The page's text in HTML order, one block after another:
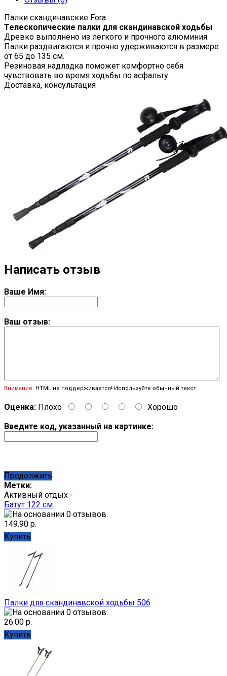
Палки скандинавские Fora
Телескопические палки для скандинавской ходьбы
Древко выполнено из легкого и прочного алюминия
Палки раздвигаются и прочно удерживаются в размере
от 65 до 135 см.
Резиновая надладка поможет комфортно себя
чувствовать во время ходьбы по асфальту
Доставка, консультация
Написать отзыв
Ваше Имя:
Ваш отзыв:
Внимание: HTML не поддерживается! Используйте обычный текст.
Оценка: Плохо
Хорошо
Введите код, указанный на картинке:
Продолжить
Метки:
Активный отдых -
Батут 122 см
149.90 р.
Купить
Палки для скандинавской ходьбы 506
26.00 р.
Купить